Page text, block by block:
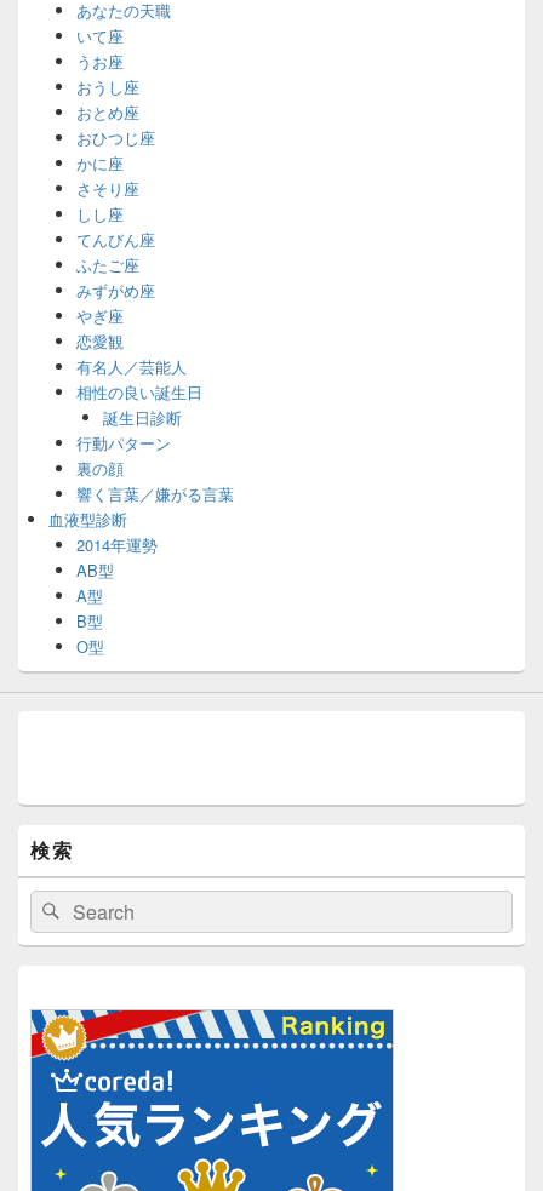
あなたの天職
いて座
うお座
おうし座
おとめ座
おひつじ座
かに座
さそり座
しし座
てんびん座
ふたご座
みずがめ座
やぎ座
恋愛観
有名人／芸能人
相性の良い誕生日
誕生日診断
行動パターン
裏の顔
響く言葉／嫌がる言葉
血液型診断
2014年運勢
AB型
A型
B型
O型
検索
検
索:
検
索